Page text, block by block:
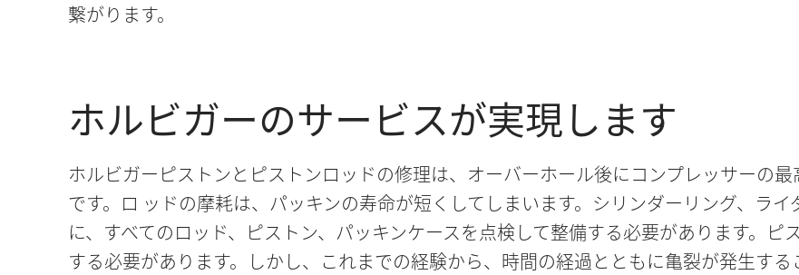
繋がります。
ホルビガーのサービスが実現します
ホルビガーピストンとピストンロッドの修理は、オーバーホール後にコンプレッサーの
です。ロ ッドの摩耗は、パッキンの寿命が短くしてしまいます。シリンダーリング、ラ
に、すべてのロッド、ピストン、パッキンケースを点検して整備する必要があります。
する必要があります。しかし、これまでの経験から、時間の経過とともに亀裂が発生す